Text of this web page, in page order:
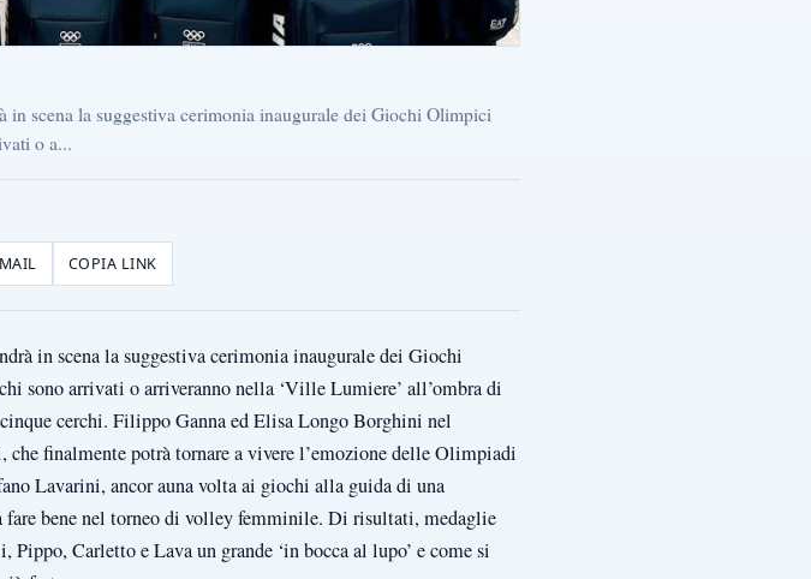
scena la suggestiva cerimonia inaugurale dei Giochi Olimpici
o a...
COPIA LINK
in scena la suggestiva cerimonia inaugurale dei Giochi
sono arrivati o arriveranno nella ‘Ville Lumiere’ all’ombra di
cerchi. Filippo Ganna ed Elisa Longo Borghini nel
finalmente potrà tornare a vivere l’emozione delle Olimpiadi
Lavarini, ancor auna volta ai giochi alla guida di una
fare bene nel torneo di volley femminile. Di risultati, medaglie
Carletto e Lava un grande ‘in bocca al lupo’ e come si